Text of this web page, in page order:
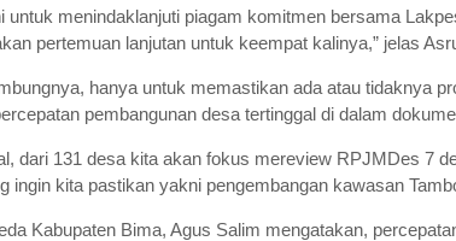
untuk menindaklanjuti piagam komitmen bersama
pertemuan lanjutan untuk keempat kalinya,” jelas
hanya untuk memastikan ada atau tidaknya
pembangunan desa tertinggal di dalam
dari 131 desa kita akan fokus mereview RPJMDes 7
ingin kita pastikan yakni pengembangan kawasan
Kabupaten Bima, Agus Salim mengatakan,